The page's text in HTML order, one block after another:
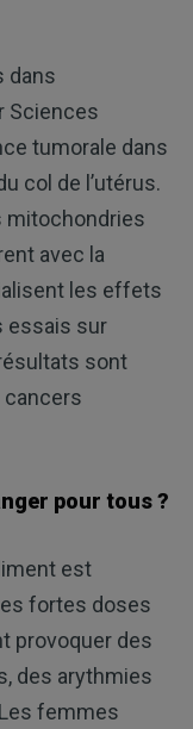
dans
Sciences
tumorale dans
col de l’utérus.
mitochondries
avec la
les effets
essais sur
sont
pour tous ?
est
fortes doses
provoquer des
des arythmies
femmes